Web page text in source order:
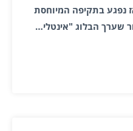
נפגע בתקיפה המיוחסת